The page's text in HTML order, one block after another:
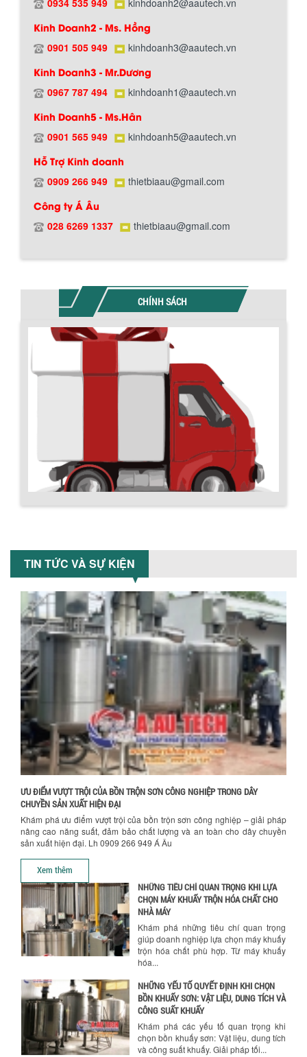
0934 535 949 kinhdoanh2@aautech.vn
Kinh Doanh2 - Ms. Hồng
0901 505 949 kinhdoanh3@aautech.vn
Kinh Doanh3 - Mr.Dương
0967 787 494 kinhdoanh1@aautech.vn
Kinh Doanh5 - Ms.Hân
0901 565 949 kinhdoanh5@aautech.vn
Hỗ Trợ Kinh doanh
0909 266 949 thietbiaau@gmail.com
Công ty Á Âu
028 6269 1337 thietbiaau@gmail.com
CHÍNH SÁCH
Hướng dẫn thanh toán mua hàng
Chính sách bảo hành
Hướng dẫn thanh toán mua hàng
TIN TỨC VÀ SỰ KIỆN
ƯU ĐIỂM VƯỢT TRỘI CỦA BỒN TRỘN SƠN CÔNG NGHIỆP TRONG DÂY
CHUYỀN SẢN XUẤT HIỆN ĐẠI
Khám phá ưu điểm vượt trội của bồn trộn sơn công nghiệp – giải pháp
nâng cao năng suất, đảm bảo chất lượng và an toàn cho dây chuyền
sản xuất hiện đại. Lh 0909 266 949 Á Âu
Xem thêm
BỒN CHỨA GIẢI NHIỆT SƠN, MỰC IN
Bồn chứa giải nhiệt sơn, mực in có cấu
tạo gồm 2 lớp inox và được dùng để
làm giảm nhiệt độ của nguyên...
MÁY TRỘN BỘT KHÔ 500KG
Máy trộn bột khô 500kg được thiết kế
thân bồn nằm ngang, với cánh trộn bột
xoay đảo thuận nghịch. Vật liệu...
trộn các loại bột khô trong các ngành...
VÌ SAO DOANH NGHIỆP NÊN CHỌN MÁY
NGHIỀN MÀU SƠN Á ÂU?
Khám phá lý do doanh nghiệp nên
chọn máy nghiền màu sơn Á Âu: hiệu
suất cao, kiểm soát nhiệt tốt, tiết kiệm
ƯU ĐÃI ĐẶC BIỆT: GIÁ MÁY KHUẤY SƠN
CÔNG NGHIỆP GIẢM SỐC
Ưu đãi đặc biệt: Giá máy khuấy sơn
công nghiệp giảm sốc lên đến 20%.
Tiết kiệm chi phí, nhận ngay máy
khuấy...
TỐI ƯU CHI PHÍ SẢN XUẤT VỚI MÁY TRỘN
Khám phá cách máy trộn sơn công
nghiệp giúp doanh nghiệp tiết kiệm
nguyên liệu, nhân công và chi phí vận
NHỮNG TIÊU CHÍ QUAN TRỌNG KHI LỰA
CHỌN MÁY KHUẤY TRỘN HÓA CHẤT CHO
NHÀ MÁY
Khám phá những tiêu chí quan trọng
giúp doanh nghiệp lựa chọn máy khuấy
trộn hóa chất phù hợp. Từ máy khuấy
hóa...
NHỮNG YẾU TỐ QUYẾT ĐỊNH KHI CHỌN
BỒN KHUẤY SƠN: VẬT LIỆU, DUNG TÍCH VÀ
CÔNG SUẤT KHUẤY
Khám phá các yếu tố quan trọng khi
chọn bồn khuấy sơn: Vật liệu, dung tích
và công suất khuấy. Giải pháp tối...